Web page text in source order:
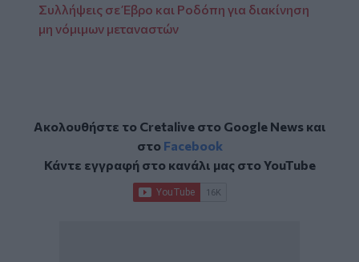
Συλλήψεις σε Έβρο και Ροδόπη για διακίνηση
μη νόμιμων μεταναστών
Ακολουθήστε το Cretalive στο Google Newsκαι
στο Facebook
Κάντε εγγραφή στο κανάλι μας στοYouTube